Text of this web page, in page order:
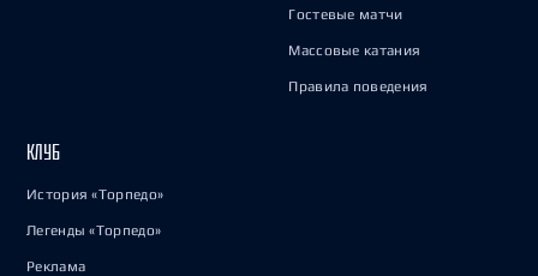
Гостевые матчи
Массовые катания
Правила поведения
КЛУБ
История «Торпедо»
Легенды «Торпедо»
Реклама